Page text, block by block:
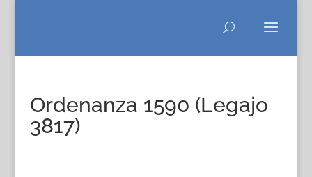
Ordenanza 1590 (Legajo
3817)